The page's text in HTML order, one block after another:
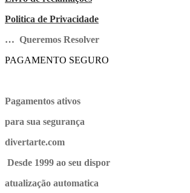
Politica de Privacidade
… Queremos Resolver
PAGAMENTO SEGURO
Pagamentos ativos
para sua segurança
divertarte.com
Desde 1999 ao seu dispor
atualização automatica